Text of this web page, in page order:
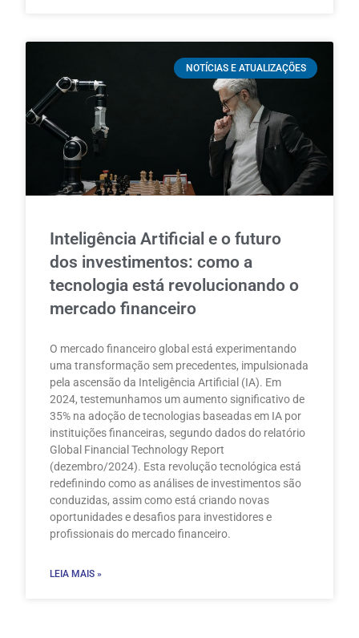
NOTÍCIAS E ATUALIZAÇÕES
Inteligência Artificial e o futuro
dos investimentos: como a
tecnologia está revolucionando o
mercado financeiro
O mercado financeiro global está experimentando
uma transformação sem precedentes, impulsionada
pela ascensão da Inteligência Artificial (IA). Em
2024, testemunhamos um aumento significativo de
35% na adoção de tecnologias baseadas em IA por
instituições financeiras, segundo dados do relatório
Global Financial Technology Report
(dezembro/2024). Esta revolução tecnológica está
redefinindo como as análises de investimentos são
conduzidas, assim como está criando novas
oportunidades e desafios para investidores e
profissionais do mercado financeiro.
LEIA MAIS »